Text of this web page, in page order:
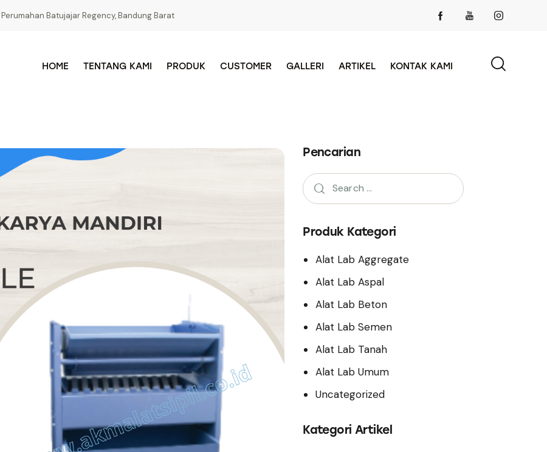
Perumahan Batujajar Regency, Bandung Barat
HOME TENTANG KAMI PRODUK CUSTOMER GALLERI ARTIKEL KONTAK KAMI
Pencarian
Produk Kategori
Alat Lab Aggregate
Alat Lab Aspal
Alat Lab Beton
Alat Lab Semen
Alat Lab Tanah
Alat Lab Umum
Uncategorized
Kategori Artikel